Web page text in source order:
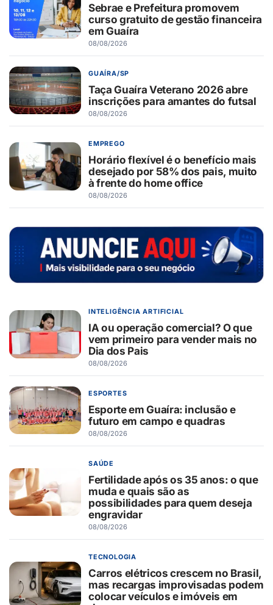
Sebrae e Prefeitura promovem
curso gratuito de gestão financeira
em Guaíra
08/08/2026
GUAÍRA/SP
Taça Guaíra Veterano 2026 abre
inscrições para amantes do futsal
08/08/2026
EMPREGO
Horário flexível é o benefício mais
desejado por 58% dos pais, muito
à frente do home office
08/08/2026
INTELIGÊNCIA ARTIFICIAL
IA ou operação comercial? O que
vem primeiro para vender mais no
Dia dos Pais
08/08/2026
ESPORTES
Esporte em Guaíra: inclusão e
futuro em campo e quadras
08/08/2026
SAÚDE
Fertilidade após os 35 anos: o que
muda e quais são as
possibilidades para quem deseja
engravidar
08/08/2026
TECNOLOGIA
Carros elétricos crescem no Brasil,
mas recargas improvisadas podem
colocar veículos e imóveis em